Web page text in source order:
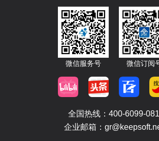
微信服务号 微信订阅
全国热线：400-6099-081
企业邮箱：